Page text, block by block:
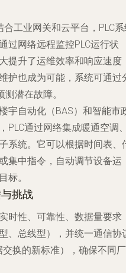
合工业网关和云平台，PLC
过网络远程监控PLC运行状
提升了运维效率和响应速度
护也成为可能，系统可通过
潜在故障。
楼宇自动化（BAS）和智能市
PLC通过网络集成暖通空调
系统。它可以根据时间表、
集中指令，自动调节设备运
标。
挑战
时性、可靠性、数据量要求
、总线型），并统一通信协
交换的新标准），确保不同厂